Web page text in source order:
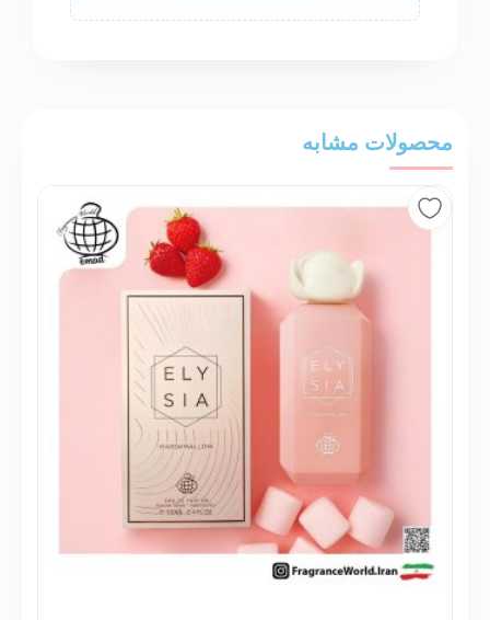
محصولات مشابه